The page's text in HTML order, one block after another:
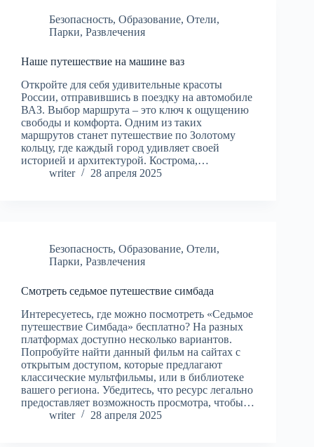
Безопасность, Образование, Отели,
Парки, Развлечения
Наше путешествие на машине ваз
Откройте для себя удивительные красоты
России, отправившись в поездку на автомобиле
ВАЗ. Выбор маршрута – это ключ к ощущению
свободы и комфорта. Одним из таких
маршрутов станет путешествие по Золотому
кольцу, где каждый город удивляет своей
историей и архитектурой. Кострома,…
writer
28 апреля 2025
Безопасность, Образование, Отели,
Парки, Развлечения
Смотреть седьмое путешествие симбада
Интересуетесь, где можно посмотреть «Седьмое
путешествие Симбада» бесплатно? На разных
платформах доступно несколько вариантов.
Попробуйте найти данный фильм на сайтах с
открытым доступом, которые предлагают
классические мультфильмы, или в библиотеке
вашего региона. Убедитесь, что ресурс легально
предоставляет возможность просмотра, чтобы…
writer
28 апреля 2025